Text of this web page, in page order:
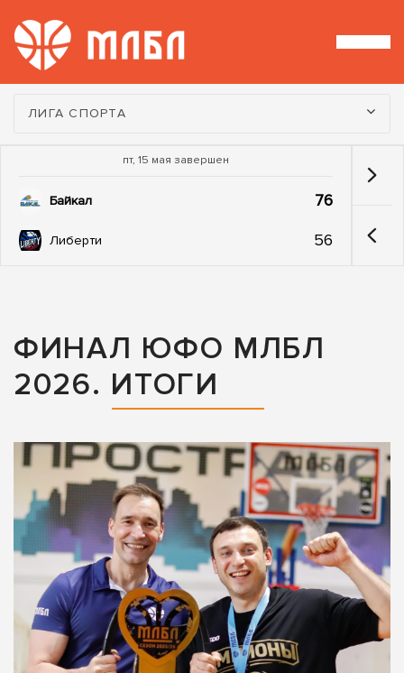
Турнир:
ЛИГА СПОРТА
пт, 15 мая завершен
Байкал 76
Либерти 56
ФИНАЛ ЮФО МЛБЛ
2026. ИТОГИ